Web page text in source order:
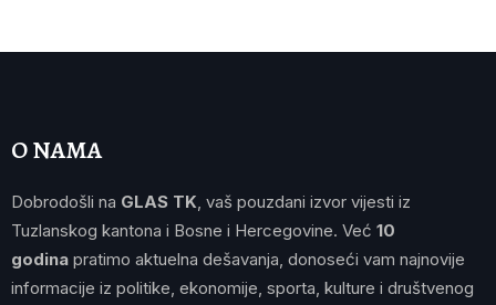
O NAMA
Dobrodošli na GLAS TK, vaš pouzdani izvor vijesti iz
Tuzlanskog kantona i Bosne i Hercegovine. Već 10
godina pratimo aktuelna dešavanja, donoseći vam najnovije
informacije iz politike, ekonomije, sporta, kulture i društvenog